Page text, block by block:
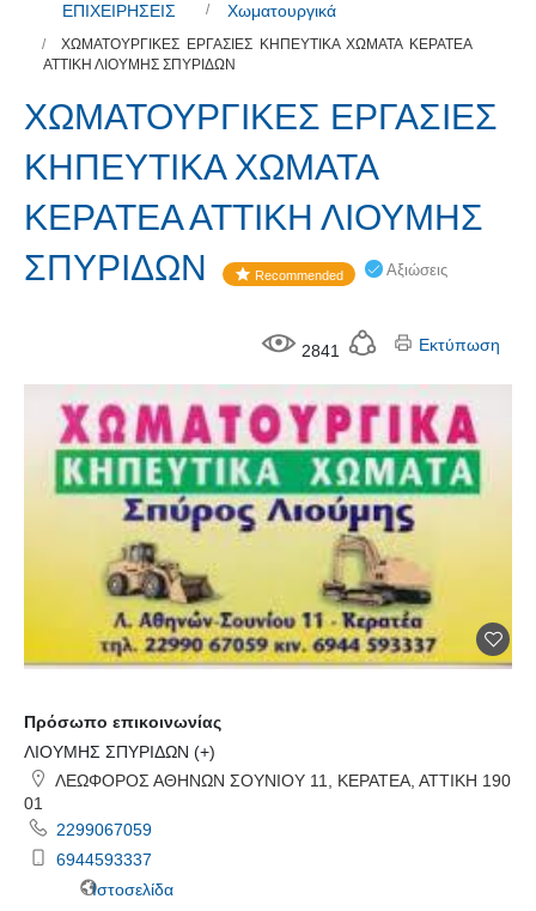
ΕΠΙΧΕΙΡΗΣΕΙΣ Χωματουργικά
ΧΩΜΑΤΟΥΡΓΙΚΕΣ ΕΡΓΑΣΙΕΣ ΚΗΠΕΥΤΙΚΑ ΧΩΜΑΤΑ ΚΕΡΑΤΕΑ
ΑΤΤΙΚΗ ΛΙΟΥΜΗΣ ΣΠΥΡΙΔΩΝ
ΧΩΜΑΤΟΥΡΓΙΚΕΣ ΕΡΓΑΣΙΕΣ
ΚΗΠΕΥΤΙΚΑ ΧΩΜΑΤΑ
ΚΕΡΑΤΕΑ ΑΤΤΙΚΗ ΛΙΟΥΜΗΣ
ΣΠΥΡΙΔΩΝ
Recommended Αξιώσεις
2841 Εκτύπωση
Πρόσωπο επικοινωνίας
ΛΙΟΥΜΗΣ ΣΠΥΡΙΔΩΝ (+)
ΛΕΩΦΟΡΟΣ ΑΘΗΝΩΝ ΣΟΥΝΙΟΥ 11, ΚΕΡΑΤΕΑ, ΑΤΤΙΚΗ 190
01
2299067059
6944593337
Ιστοσελίδα